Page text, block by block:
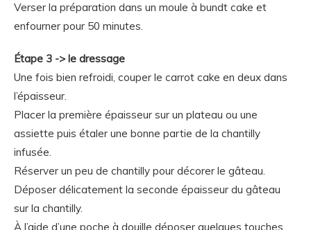
Verser la préparation dans un moule à bundt cake et
enfourner pour 50 minutes.
Étape 3 -> le dressage
Une fois bien refroidi, couper le carrot cake en deux dans
l’épaisseur.
Placer la première épaisseur sur un plateau ou une
assiette puis étaler une bonne partie de la chantilly
infusée.
Réserver un peu de chantilly pour décorer le gâteau.
Déposer délicatement la seconde épaisseur du gâteau
sur la chantilly.
À l’aide d’une poche à douille déposer quelques touches